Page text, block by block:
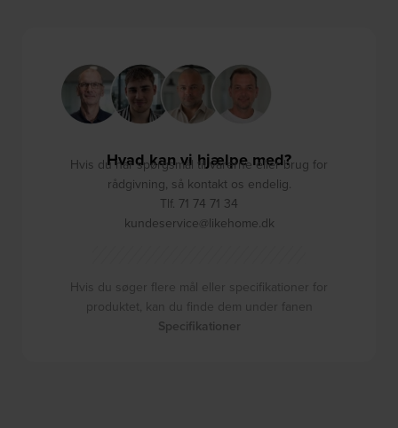
Hvad kan vi hjælpe med?
Hvis du har spørgsmål til varerne eller brug for
rådgivning, så kontakt os endelig.
Tlf. 71 74 71 34
kundeservice@likehome.dk
Hvis du søger flere mål eller specifikationer for
produktet, kan du finde dem under fanen
Specifikationer